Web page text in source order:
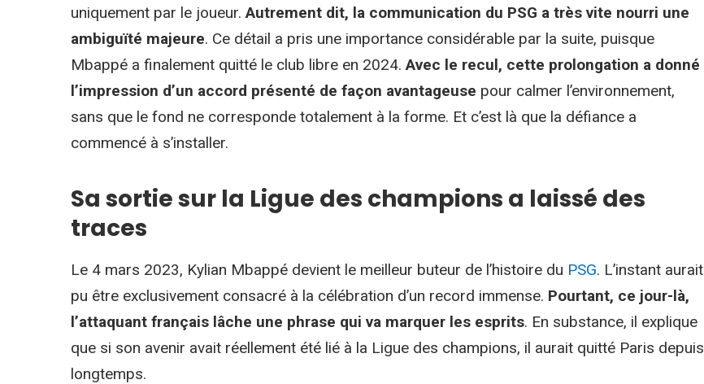
uniquement par le joueur.Autrement dit, la communication du PSG a très vite nourri une
ambiguïté majeure. Ce détail a pris une importance considérable par la suite, puisque
Mbappé a finalement quitté le club libre en 2024.Avec le recul, cette prolongation a donné
l’impression d’un accord présenté de façon avantageuse pour calmer l’environnement,
sans que le fond ne corresponde totalement à la forme. Et c’est là que la défiance a
commencé à s’installer.
Sa sortie sur la Ligue des champions a laissé des
traces
Le 4 mars 2023, Kylian Mbappé devient le meilleur buteur de l’histoire du PSG. L’instant aurait
pu être exclusivement consacré à la célébration d’un record immense. Pourtant, ce jour-là,
l’attaquant français lâche une phrase qui va marquer les esprits. En substance, il explique
que si son avenir avait réellement été lié à la Ligue des champions, il aurait quitté Paris depuis
longtemps.